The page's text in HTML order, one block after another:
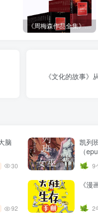
《周梅森作品全集》[共30册]
《文化的故事》
脑
30
凯列
（
9
92
《
2